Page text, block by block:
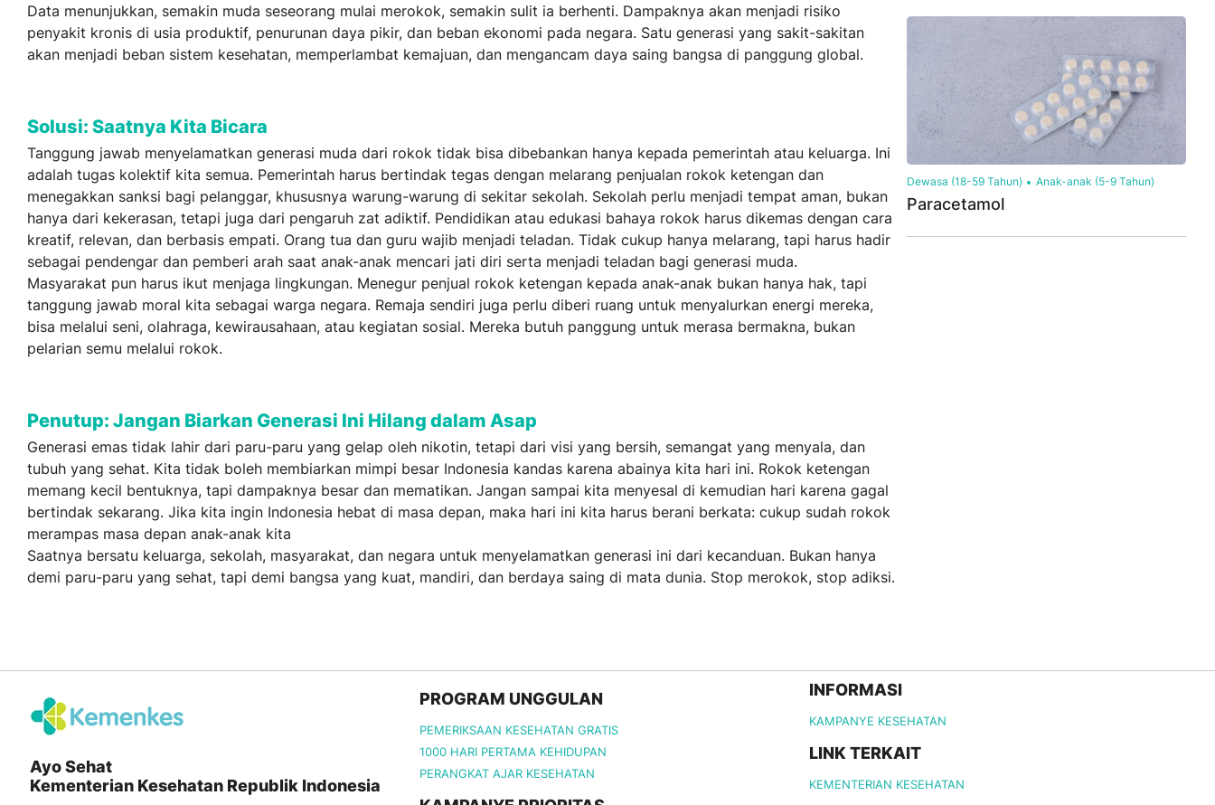
Data menunjukkan, semakin muda seseorang mulai merokok, semakin sulit ia berhenti. Dampaknya akan menjadi risiko
penyakit kronis di usia produktif, penurunan daya pikir, dan beban ekonomi pada negara. Satu generasi yang sakit-sakitan
akan menjadi beban sistem kesehatan, memperlambat kemajuan, dan mengancam daya saing bangsa di panggung global.
Solusi: Saatnya Kita Bicara
Tanggung jawab menyelamatkan generasi muda dari rokok tidak bisa dibebankan hanya kepada pemerintah atau keluarga. Ini
adalah tugas kolektif kita semua. Pemerintah harus bertindak tegas dengan melarang penjualan rokok ketengan dan
menegakkan sanksi bagi pelanggar, khususnya warung-warung di sekitar sekolah. Sekolah perlu menjadi tempat aman, bukan
hanya dari kekerasan, tetapi juga dari pengaruh zat adiktif. Pendidikan atau edukasi bahaya rokok harus dikemas dengan cara
kreatif, relevan, dan berbasis empati. Orang tua dan guru wajib menjadi teladan. Tidak cukup hanya melarang, tapi harus hadir
sebagai pendengar dan pemberi arah saat anak-anak mencari jati diri serta menjadi teladan bagi generasi muda.
Masyarakat pun harus ikut menjaga lingkungan. Menegur penjual rokok ketengan kepada anak-anak bukan hanya hak, tapi
tanggung jawab moral kita sebagai warga negara. Remaja sendiri juga perlu diberi ruang untuk menyalurkan energi mereka,
bisa melalui seni, olahraga, kewirausahaan, atau kegiatan sosial. Mereka butuh panggung untuk merasa bermakna, bukan
pelarian semu melalui rokok.
Penutup: Jangan Biarkan Generasi Ini Hilang dalam Asap
Generasi emas tidak lahir dari paru-paru yang gelap oleh nikotin, tetapi dari visi yang bersih, semangat yang menyala, dan
tubuh yang sehat. Kita tidak boleh membiarkan mimpi besar Indonesia kandas karena abainya kita hari ini. Rokok ketengan
memang kecil bentuknya, tapi dampaknya besar dan mematikan. Jangan sampai kita menyesal di kemudian hari karena gagal
bertindak sekarang. Jika kita ingin Indonesia hebat di masa depan, maka hari ini kita harus berani berkata: cukup sudah rokok
merampas masa depan anak-anak kita
Saatnya bersatu keluarga, sekolah, masyarakat, dan negara untuk menyelamatkan generasi ini dari kecanduan. Bukan hanya
demi paru-paru yang sehat, tapi demi bangsa yang kuat, mandiri, dan berdaya saing di mata dunia. Stop merokok, stop adiksi.
Dewasa (18-59 Tahun) Anak-anak (5-9 Tahun)
Paracetamol
Ayo Sehat
Kementerian Kesehatan Republik Indonesia
PROGRAM UNGGULAN
PEMERIKSAAN KESEHATAN GRATIS
1000 HARI PERTAMA KEHIDUPAN
PERANGKAT AJAR KESEHATAN
INFORMASI
KAMPANYE KESEHATAN
LINK TERKAIT
KEMENTERIAN KESEHATAN